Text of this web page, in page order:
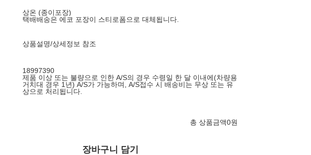
상온 (종이포장)
택배배송은 에코 포장이 스티로폼으로 대체됩니다.
상품설명/상세정보 참조
18997390
제품 이상 또는 불량으로 인한 A/S의 경우 수령일 한 달 이내에(차량용
거치대 경우 1년) A/S가 가능하며, A/S접수 시 배송비는 무상 또는 유
상으로 처리됩니다.
총 상품금액0원
장바구니 담기